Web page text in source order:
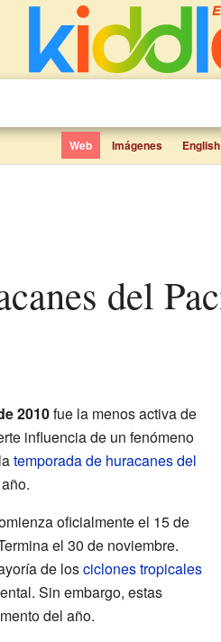
Web Imágenes English
2010fue la menos activa de
influencia de un fenómeno
temporada de huracanes del
oficialmente el 15 de
el 30 de noviembre.
de losciclones tropicales
Sin embargo, estas
del año.